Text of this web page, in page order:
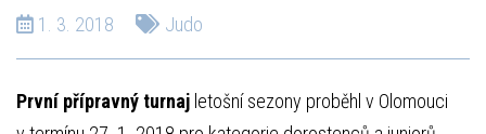
1. 3. 2018 Judo
První přípravný turnaj letošní sezony proběhl v Olomouci